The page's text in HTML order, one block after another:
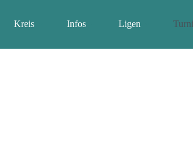
Kreis Infos Ligen